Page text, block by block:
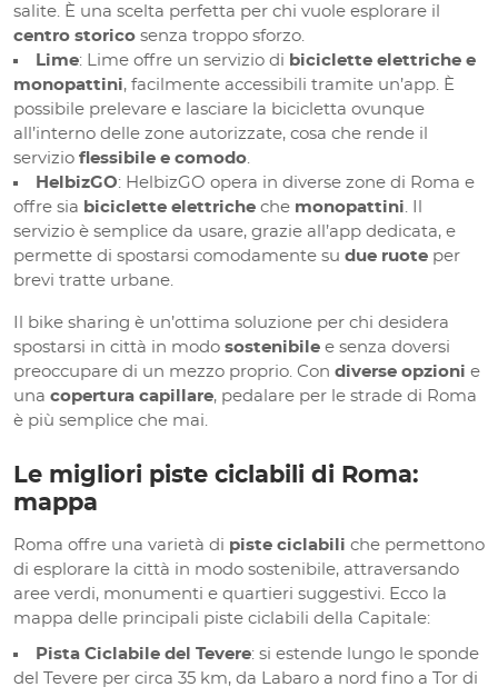
salite. È una scelta perfetta per chi vuole esplorare il
centro storico senza troppo sforzo.
Lime: Lime offre un servizio di biciclette elettriche e
monopattini, facilmente accessibili tramite un’app. È
possibile prelevare e lasciare la bicicletta ovunque
all’interno delle zone autorizzate, cosa che rende il
servizio flessibile e comodo.
HelbizGO: HelbizGO opera in diverse zone di Roma e
offre sia biciclette elettriche che monopattini. Il
servizio è semplice da usare, grazie all’app dedicata, e
permette di spostarsi comodamente su due ruote per
brevi tratte urbane.
Il bike sharing è un’ottima soluzione per chi desidera
spostarsi in città in modo sostenibile e senza doversi
preoccupare di un mezzo proprio. Con diverse opzioni e
una copertura capillare, pedalare per le strade di Roma
è più semplice che mai.
Le migliori piste ciclabili di Roma:
mappa
Roma offre una varietà di piste ciclabili che permettono
di esplorare la città in modo sostenibile, attraversando
aree verdi, monumenti e quartieri suggestivi. Ecco la
mappa delle principali piste ciclabili della Capitale:
Pista Ciclabile del Tevere: si estende lungo le sponde
del Tevere per circa 35 km, da Labaro a nord fino a Tor di